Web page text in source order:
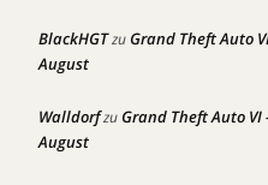
BlackHGTzuGrand Theft Auto
August
WalldorfzuGrand Theft Auto VI
August